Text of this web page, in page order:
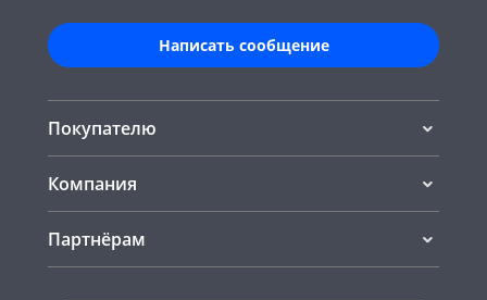
Написать сообщение
Покупателю
Компания
Партнёрам